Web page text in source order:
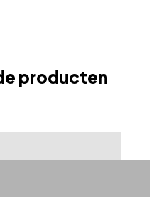
producten